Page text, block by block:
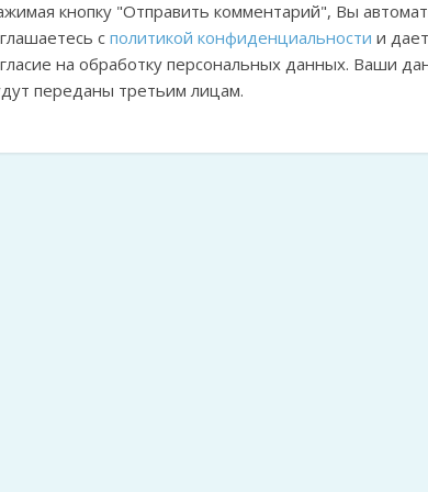
кнопку "Отправить комментарий", Вы
с политикой конфиденциальности и
на обработку персональных данных. Ваши
переданы третьим лицам.